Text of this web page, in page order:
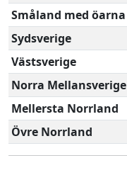
Småland med öarna
Sydsverige
Västsverige
Norra Mellansverige
Mellersta Norrland
Övre Norrland